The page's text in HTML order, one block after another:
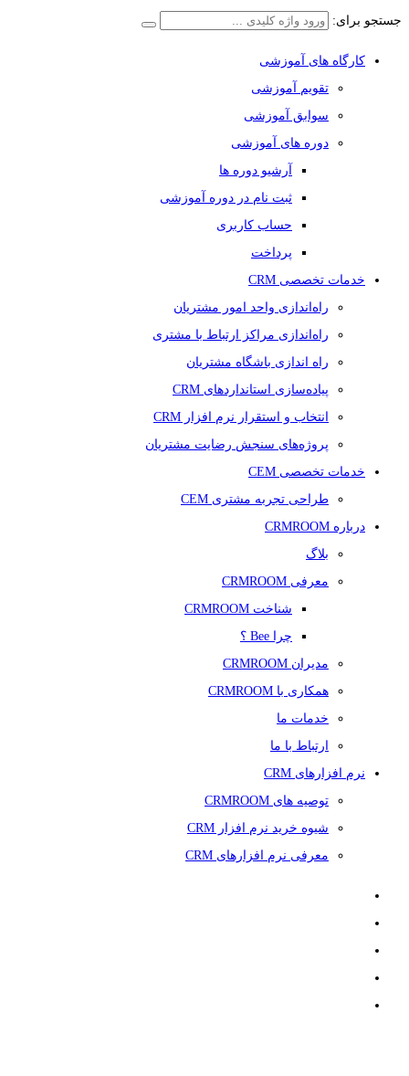
جستجو برای:
کارگاه های آموزشی
تقویم آموزشی
سوابق آموزشی
دوره های آموزشی
آرشیو دوره ها
ثبت نام در دوره آموزشی
حساب کاربری
پرداخت
خدمات تخصصی CRM
راه‌اندازی واحد امور مشتریان
راه‌اندازی مراکز ارتباط با مشتری
راه اندازی باشگاه مشتریان
پیاده‌سازی استانداردهای CRM
انتخاب و استقرار نرم افزار CRM
پروژه‌های سنجش رضایت مشتریان
خدمات تخصصی CEM
طراحی تجربه مشتری CEM
درباره CRMROOM
بلاگ
معرفی CRMROOM
شناخت CRMROOM
چرا Bee ؟
مدیران CRMROOM
همکاری با CRMROOM
خدمات ما
ارتباط با ما
نرم افزارهای CRM
توصیه های CRMROOM
شیوه خرید نرم افزار CRM
معرفی نرم افزارهای CRM